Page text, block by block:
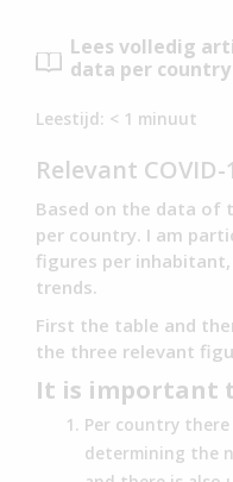
Lees volledig
data per country
Leestijd: < 1 minuut
Relevant
Based on the data of
per country. I am
figures per
trends.
First the table and
the three relevant
It is important
Per country
determining the